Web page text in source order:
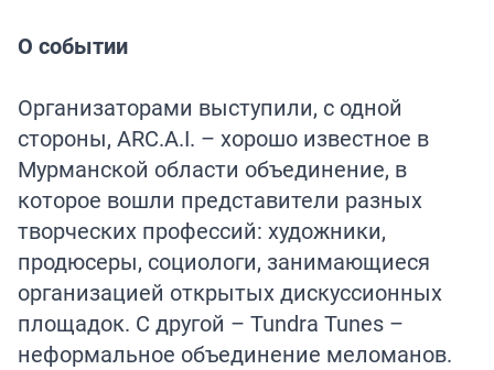
О событии
Организаторами выступили, с одной
стороны, ARC.A.I. – хорошо известное в
Мурманской области объединение, в
которое вошли представители разных
творческих профессий: художники,
продюсеры, социологи, занимающиеся
организацией открытых дискуссионных
площадок. С другой – Tundra Tunes –
неформальное объединение меломанов.